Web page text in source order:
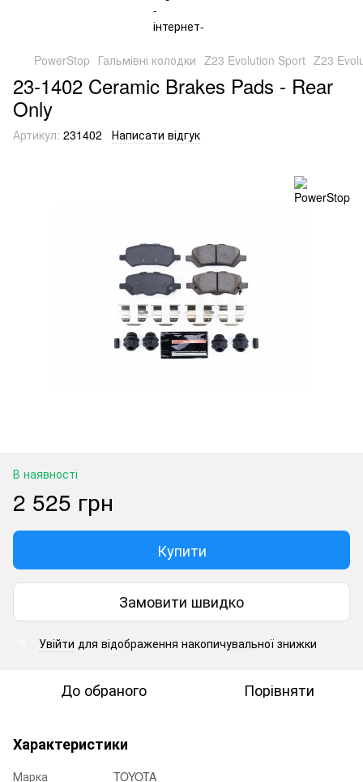
PowerStop Гальмівні колодки Z23 Evolution Sport Z23
23-1402 Ceramic Brakes Pads - Rear
Only
Артикул: 231402 Написати відгук
В наявності
2 525 грн
Купити
Замовити швидко
Увійти для відображення накопичувальної знижки
До обраного Порівняти
Характеристики
Марка
TOYOTA